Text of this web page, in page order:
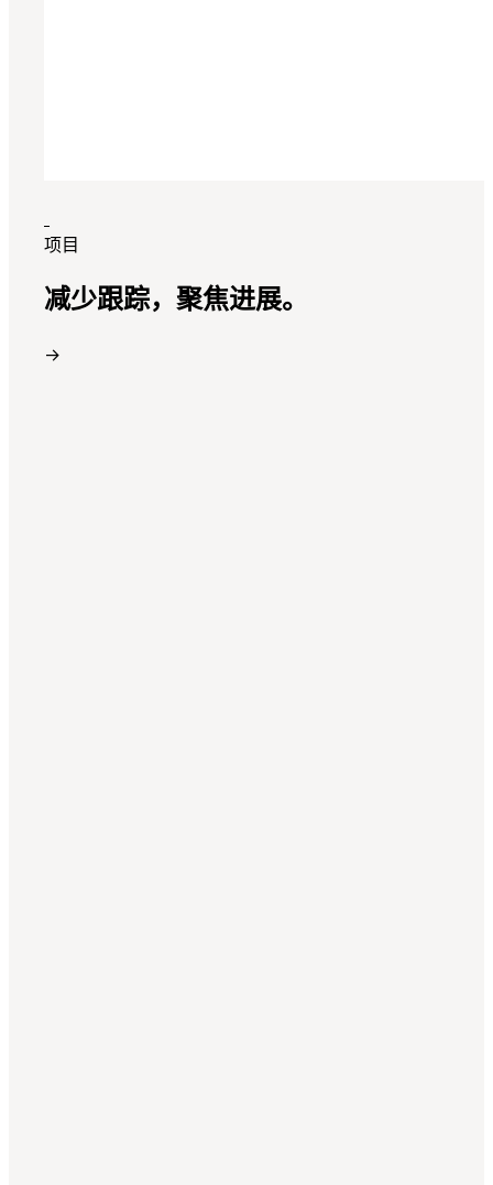
项目
减少跟踪，聚焦进展。
→